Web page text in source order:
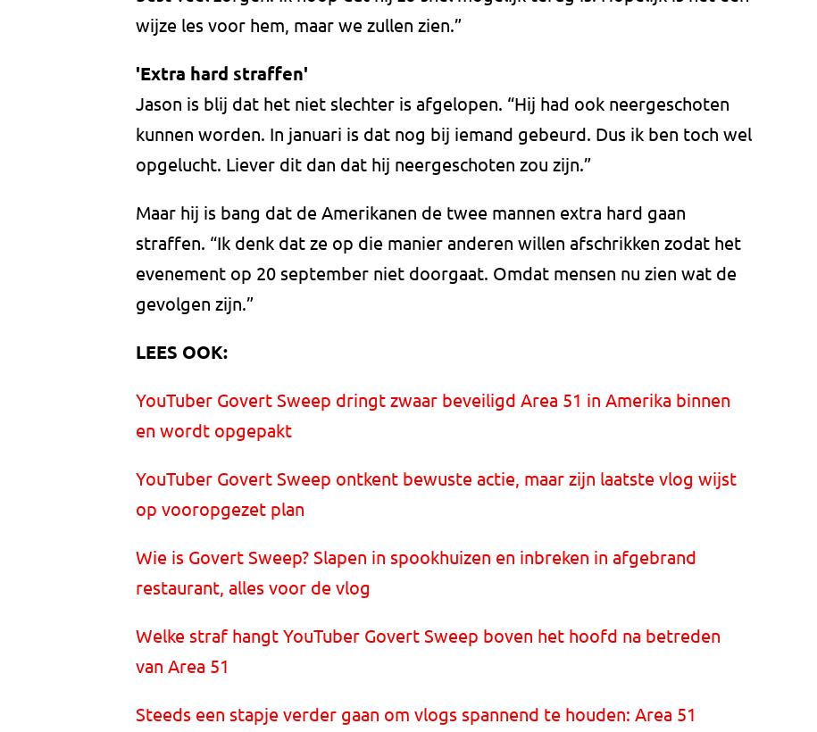
wijze les voor hem, maar we zullen zien.”
'Extra hard straffen'
Jason is blij dat het niet slechter is afgelopen. “Hij had ook neergeschoten
kunnen worden. In januari is dat nog bij iemand gebeurd. Dus ik ben toch wel
opgelucht. Liever dit dan dat hij neergeschoten zou zijn.”
Maar hij is bang dat de Amerikanen de twee mannen extra hard gaan
straffen. “Ik denk dat ze op die manier anderen willen afschrikken zodat het
evenement op 20 september niet doorgaat. Omdat mensen nu zien wat de
gevolgen zijn.”
LEES OOK:
YouTuber Govert Sweep dringt zwaar beveiligd Area 51 in Amerika binnen
en wordt opgepakt
YouTuber Govert Sweep ontkent bewuste actie, maar zijn laatste vlog wijst
op vooropgezet plan
Wie is Govert Sweep? Slapen in spookhuizen en inbreken in afgebrand
restaurant, alles voor de vlog
Welke straf hangt YouTuber Govert Sweep boven het hoofd na betreden
van Area 51
Steeds een stapje verder gaan om vlogs spannend te houden: Area 51